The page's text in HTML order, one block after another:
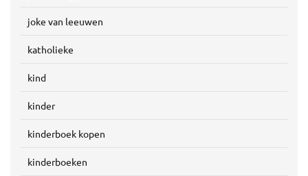
joke van leeuwen
katholieke
kind
kinder
kinderboek kopen
kinderboeken